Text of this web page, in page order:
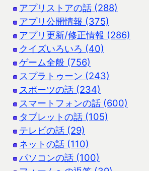
アプリストアの話 (288)
アプリ公開情報 (375)
アプリ更新/修正情報 (286)
クイズいろいろ (40)
ゲーム全般 (756)
スプラトゥーン (243)
スポーツの話 (234)
スマートフォンの話 (600)
タブレットの話 (105)
テレビの話 (29)
ネットの話 (110)
パソコンの話 (100)